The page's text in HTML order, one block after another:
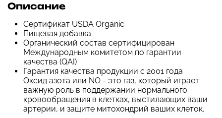
Описание
Сертификат USDA Organic
Пищевая добавка
Органический состав сертифицирован
Международным комитетом по гарантии
качества (QAI)
Гарантия качества продукции с 2001 года
Оксид азота или NO - это газ, который играет
важную роль в поддержании нормального
кровообращения в клетках, выстилающих ваши
артерии, и защите митохондрий ваших клеток.